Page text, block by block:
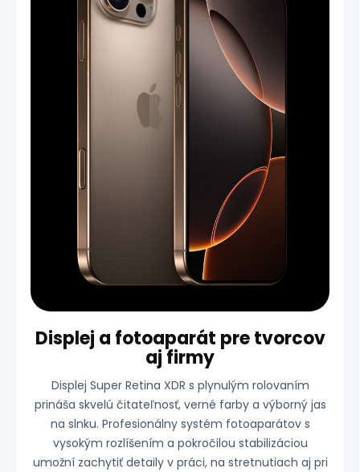
Displej a fotoaparát pre tvorcov
aj firmy
Displej Super Retina XDR s plynulým rolovaním
prináša skvelú čitateľnosť, verné farby a výborný jas
na slnku. Profesionálny systém fotoaparátov s
vysokým rozlíšením a pokročilou stabilizáciou
umožní zachytiť detaily v práci, na stretnutiach aj pri